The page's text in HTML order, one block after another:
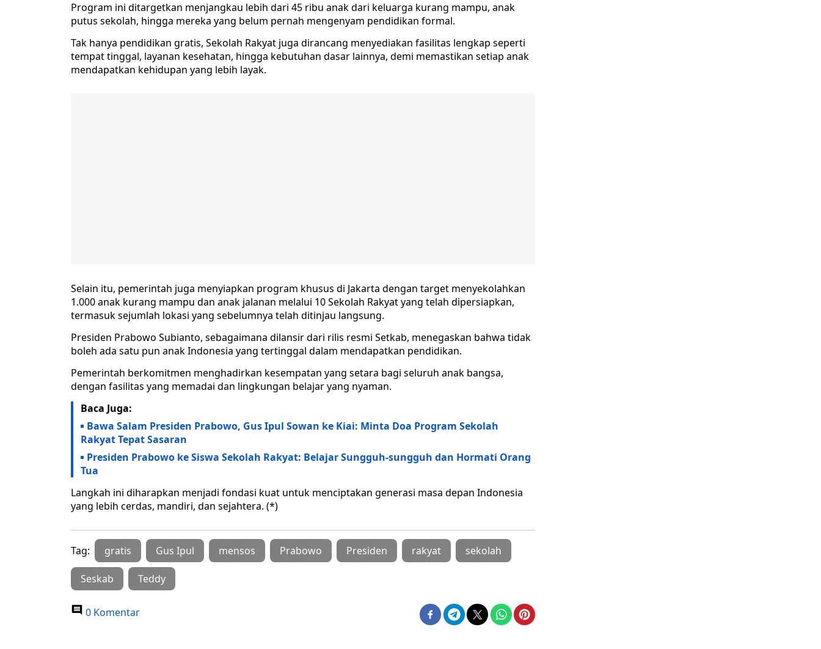
Program ini ditargetkan menjangkau lebih dari 45 ribu anak dari keluarga kurang mampu, anak
putus sekolah, hingga mereka yang belum pernah mengenyam pendidikan formal.
Tak hanya pendidikan gratis, Sekolah Rakyat juga dirancang menyediakan fasilitas lengkap seperti
tempat tinggal, layanan kesehatan, hingga kebutuhan dasar lainnya, demi memastikan setiap anak
mendapatkan kehidupan yang lebih layak.
Selain itu, pemerintah juga menyiapkan program khusus di Jakarta dengan target menyekolahkan
1.000 anak kurang mampu dan anak jalanan melalui 10 Sekolah Rakyat yang telah dipersiapkan,
termasuk sejumlah lokasi yang sebelumnya telah ditinjau langsung.
Presiden Prabowo Subianto, sebagaimana dilansir dari rilis resmi Setkab, menegaskan bahwa tidak
boleh ada satu pun anak Indonesia yang tertinggal dalam mendapatkan pendidikan.
Pemerintah berkomitmen menghadirkan kesempatan yang setara bagi seluruh anak bangsa,
dengan fasilitas yang memadai dan lingkungan belajar yang nyaman.
Baca Juga:
Bawa Salam Presiden Prabowo, Gus Ipul Sowan ke Kiai: Minta Doa Program Sekolah
Rakyat Tepat Sasaran
Presiden Prabowo ke Siswa Sekolah Rakyat: Belajar Sungguh-sungguh dan Hormati Orang
Tua
Langkah ini diharapkan menjadi fondasi kuat untuk menciptakan generasi masa depan Indonesia
yang lebih cerdas, mandiri, dan sejahtera. (*)
Tag: gratis Gus Ipul mensos Prabowo Presiden rakyat sekolah
Seskab Teddy
0 Komentar